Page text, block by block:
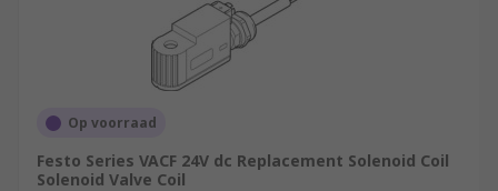
Op voorraad
Festo Series VACF 24V dc Replacement Solenoid Coil
Solenoid Valve Coil